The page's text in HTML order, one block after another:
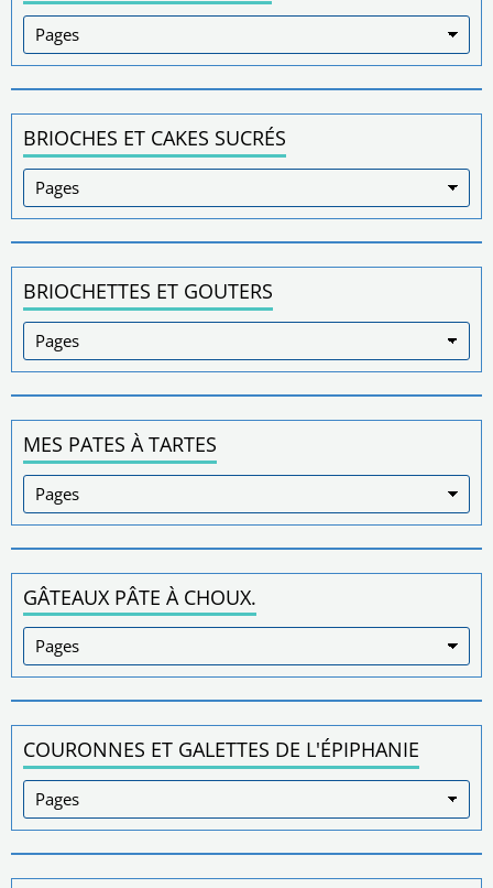
BRIOCHES ET CAKES SUCRÉS
BRIOCHETTES ET GOUTERS
MES PATES À TARTES
GÂTEAUX PÂTE À CHOUX.
COURONNES ET GALETTES DE L'ÉPIPHANIE